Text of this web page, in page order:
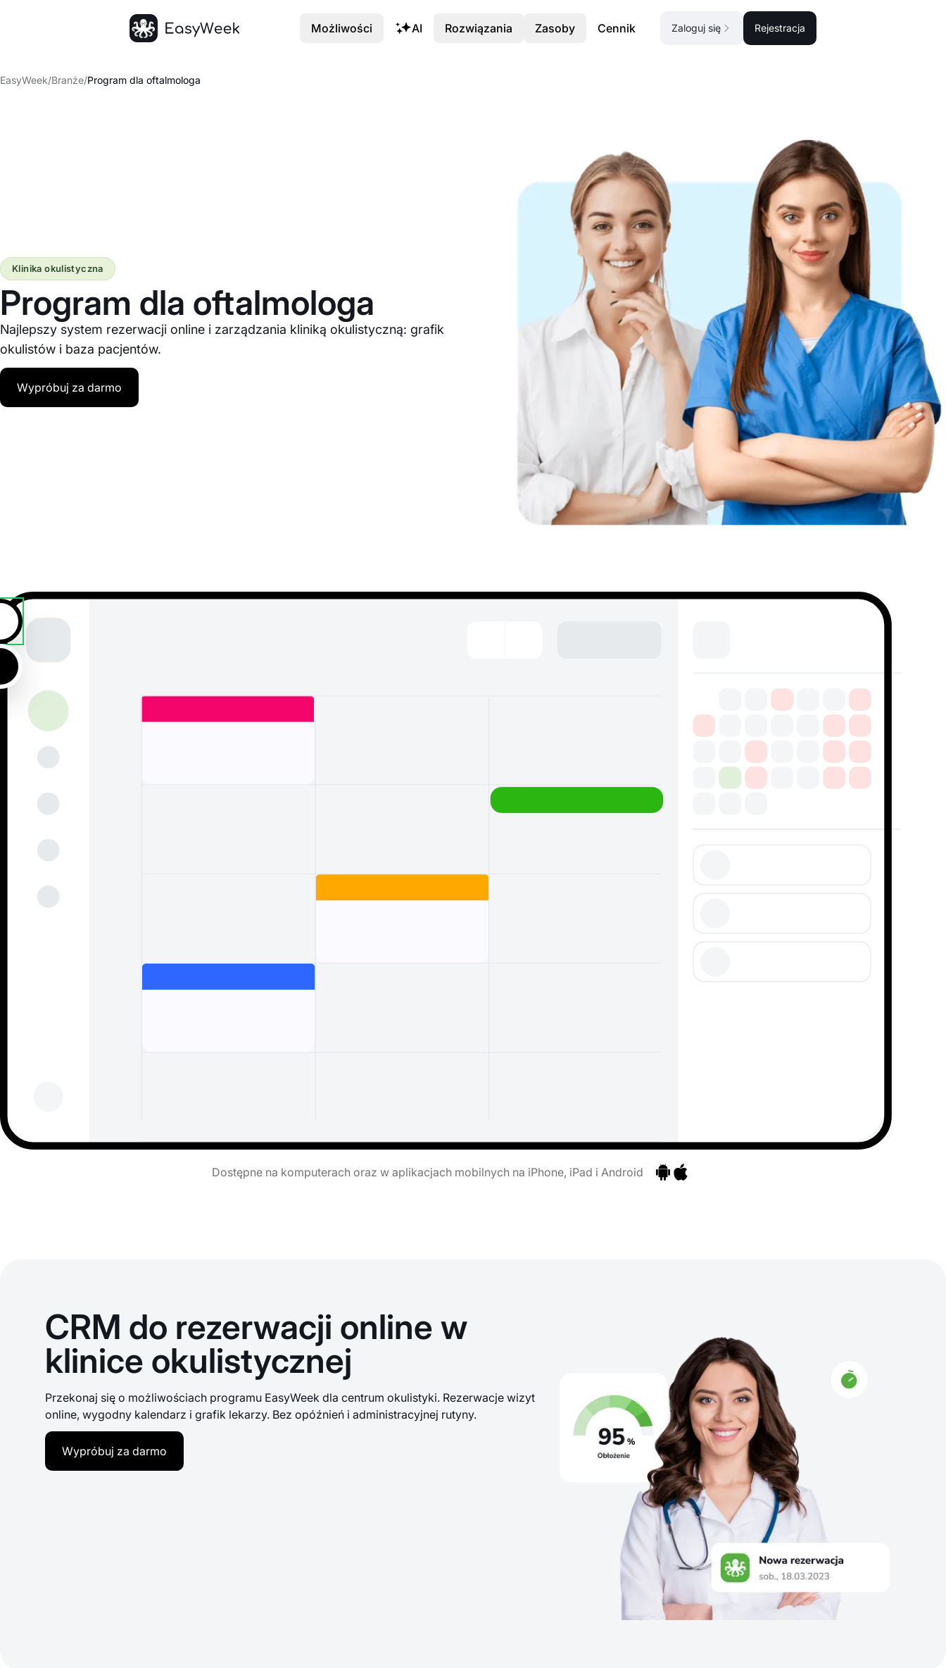
EasyWeek/Branże/Program dla oftalmologa
Program dla oftalmologa
Najlepszy system rezerwacji online i zarządzania kliniką okulistyczną: grafik
okulistów i baza pacjentów.
Klinika okulistyczna
Wypróbuj za darmo
Dostępne na komputerach oraz w aplikacjach mobilnych na iPhone, iPad i Android
CRM do rezerwacji online w
klinice okulistycznej
Przekonaj się o możliwościach programu EasyWeek dla centrum okulistyki. Rezerwacje wizyt
online, wygodny kalendarz i grafik lekarzy. Bez opóźnień i administracyjnej rutyny.
Wypróbuj za darmo
Możliwości AI Rozwiązania Zasoby Cennik Zaloguj się Rejestracja